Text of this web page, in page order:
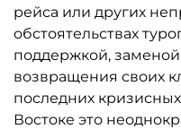
рейса или других
обстоятельствах
поддержкой,
возвращения своих
последних
Востоке это